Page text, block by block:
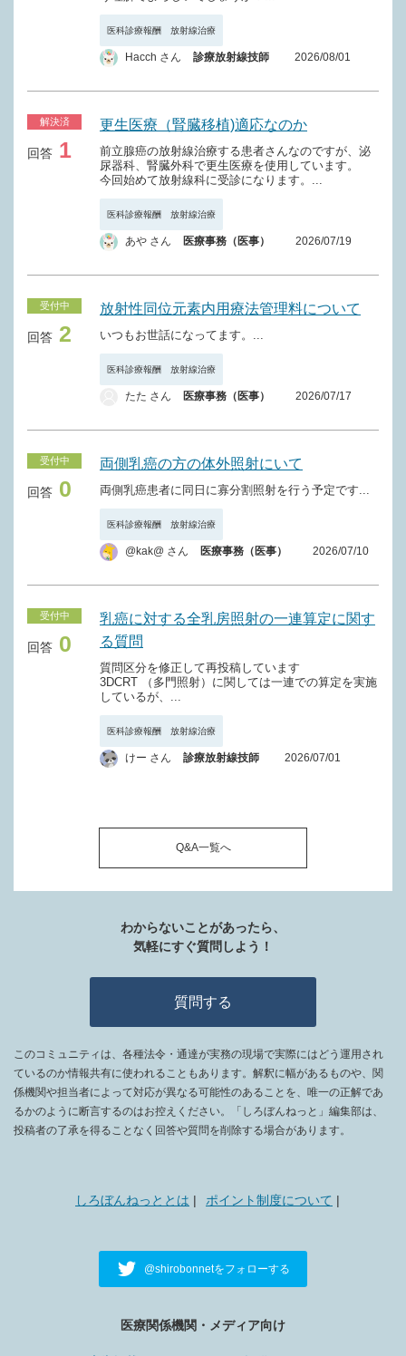
医科診療報酬 放射線治療
Hacch さん 診療放射線技師 2026/08/01
解決済
回答 1
更生医療（腎臓移植)適応なのか
前立腺癌の放射線治療する患者さんなのですが、泌
尿器科、腎臓外科で更生医療を使用しています。
今回始めて放射線科に受診になります。...
医科診療報酬 放射線治療
あや さん 医療事務（医事） 2026/07/19
受付中
回答 2
放射性同位元素内用療法管理料について
いつもお世話になってます。...
医科診療報酬 放射線治療
たた さん 医療事務（医事） 2026/07/17
受付中
回答 0
両側乳癌の方の体外照射にいて
両側乳癌患者に同日に寡分割照射を行う予定です...
医科診療報酬 放射線治療
@kak@ さん 医療事務（医事） 2026/07/10
受付中
回答 0
乳癌に対する全乳房照射の一連算定に関す
る質問
質問区分を修正して再投稿しています
3DCRT （多門照射）に関しては一連での算定を実施
しているが、...
医科診療報酬 放射線治療
けー さん 診療放射線技師 2026/07/01
Q&A一覧へ
わからないことがあったら、
気軽にすぐ質問しよう！
質問する
このコミュニティは、各種法令・通達が実務の現場で実際にはどう運用され
ているのか情報共有に使われることもあります。解釈に幅があるものや、関
係機関や担当者によって対応が異なる可能性のあることを、唯一の正解であ
るかのように断言するのはお控えください。「しろぼんねっと」編集部は、
投稿者の了承を得ることなく回答や質問を削除する場合があります。
しろぼんねっととは ポイント制度について
@shirobonnetをフォローする
医療関係機関・メディア向け